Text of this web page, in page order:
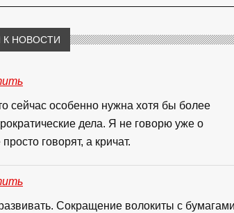
НОВОСТИ
сейчас особенно нужна хотя бы более
дела. Я не говорю уже о
говорят, а кричат.
Сокращение волокиты с